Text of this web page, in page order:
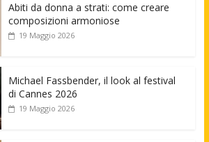
Abiti da donna a strati: come creare
composizioni armoniose
19 Maggio 2026
Michael Fassbender, il look al festival
di Cannes 2026
19 Maggio 2026